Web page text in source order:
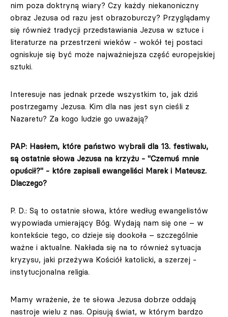
nim poza doktryną wiary? Czy każdy niekanoniczny
obraz Jezusa od razu jest obrazoburczy? Przyglądamy
się również tradycji przedstawiania Jezusa w sztuce i
literaturze na przestrzeni wieków - wokół tej postaci
ogniskuje się być może najważniejsza część europejskiej
sztuki.
Interesuje nas jednak przede wszystkim to, jak dziś
postrzegamy Jezusa. Kim dla nas jest syn cieśli z
Nazaretu? Za kogo ludzie go uważają?
PAP: Hasłem, które państwo wybrali dla 13. festiwalu,
są ostatnie słowa Jezusa na krzyżu - "Czemuś mnie
opuścił?" - które zapisali ewangeliści Marek i Mateusz.
Dlaczego?
P. D.: Są to ostatnie słowa, które według ewangelistów
wypowiada umierający Bóg. Wydają nam się one – w
kontekście tego, co dzieje się dookoła – szczególnie
ważne i aktualne. Nakłada się na to również sytuacja
kryzysu, jaki przeżywa Kościół katolicki, a szerzej -
instytucjonalna religia.
Mamy wrażenie, że te słowa Jezusa dobrze oddają
nastroje wielu z nas. Opisują świat, w którym bardzo